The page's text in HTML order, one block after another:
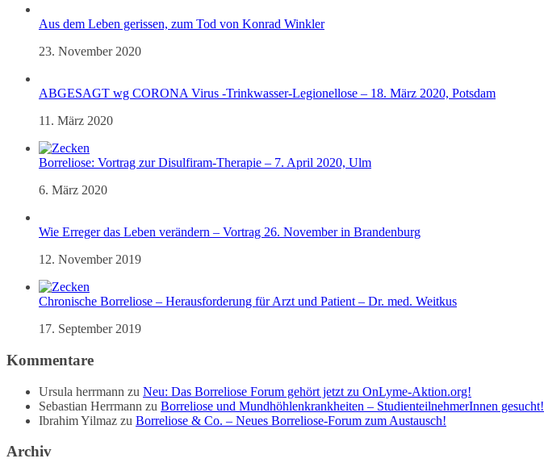
Aus dem Leben gerissen, zum Tod von Konrad Winkler
23. November 2020
ABGESAGT wg CORONA Virus -Trinkwasser-Legionellose – 18. März 2020, Potsdam
11. März 2020
Borreliose: Vortrag zur Disulfiram-Therapie – 7. April 2020, Ulm
6. März 2020
Wie Erreger das Leben verändern – Vortrag 26. November in Brandenburg
12. November 2019
Chronische Borreliose – Herausforderung für Arzt und Patient – Dr. med. Weitkus
17. September 2019
Kommentare
Ursula herrmann zu Neu: Das Borreliose Forum gehört jetzt zu OnLyme-Aktion.org!
Sebastian Herrmann zu Borreliose und Mundhöhlenkrankheiten – StudienteilnehmerInnen gesucht!
Ibrahim Yilmaz zu Borreliose & Co. – Neues Borreliose-Forum zum Austausch!
Archiv